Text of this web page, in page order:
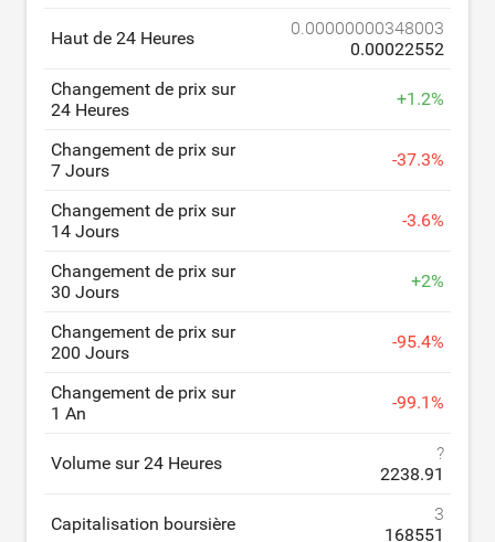
Haut de 24 Heures
0.00000000348003
0.00022552
Changement de prix sur
24 Heures
+1.2%
Changement de prix sur
7 Jours
-37.3%
Changement de prix sur
14 Jours
-3.6%
Changement de prix sur
30 Jours
+2%
Changement de prix sur
200 Jours
-95.4%
Changement de prix sur
1 An
-99.1%
Volume sur 24 Heures
?
2238.91
Capitalisation boursière
3
168551